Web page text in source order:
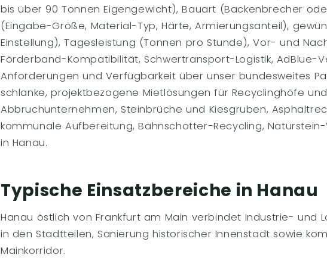
bis über 90 Tonnen Eigengewicht), Bauart (Backenbrecher
(Eingabe-Größe, Material-Typ, Härte, Armierungsanteil),
Einstellung), Tagesleistung (Tonnen pro Stunde), Vor- und
Förderband-Kompatibilität, Schwertransport-Logistik, AdBlue-
Anforderungen und Verfügbarkeit über unser bundesweites
schlanke, projektbezogene Mietlösungen für Recyclinghöfe
Abbruchunternehmen, Steinbrüche und Kiesgruben,
kommunale Aufbereitung, Bahnschotter-Recycling,
in Hanau.
Typische Einsatzbereiche in Hanau
Hanau östlich von Frankfurt am Main verbindet Industrie- und
in den Stadtteilen, Sanierung historischer Innenstadt sowie
Mainkorridor.